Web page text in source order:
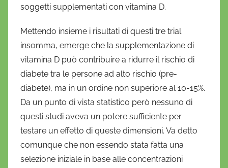
soggetti supplementati con vitamina D.
Mettendo insieme i risultati di questi tre trial
insomma, emerge che la supplementazione di
vitamina D può contribuire a ridurre il rischio di
diabete tra le persone ad alto rischio (pre-
diabete), ma in un ordine non superiore al 10-15%.
Da un punto di vista statistico però nessuno di
questi studi aveva un potere sufficiente per
testare un effetto di queste dimensioni. Va detto
comunque che non essendo stata fatta una
selezione iniziale in base alle concentrazioni